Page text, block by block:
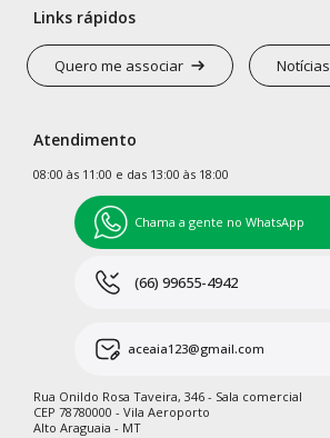
Links rápidos
Quero me associar Notícias
Atendimento
08:00 às 11:00 e das 13:00 às 18:00
Chama a gente no WhatsApp
(66) 99655-4942
aceaia123@gmail.com
Rua Onildo Rosa Taveira, 346 - Sala comercial
CEP 78780000 - Vila Aeroporto
Alto Araguaia - MT